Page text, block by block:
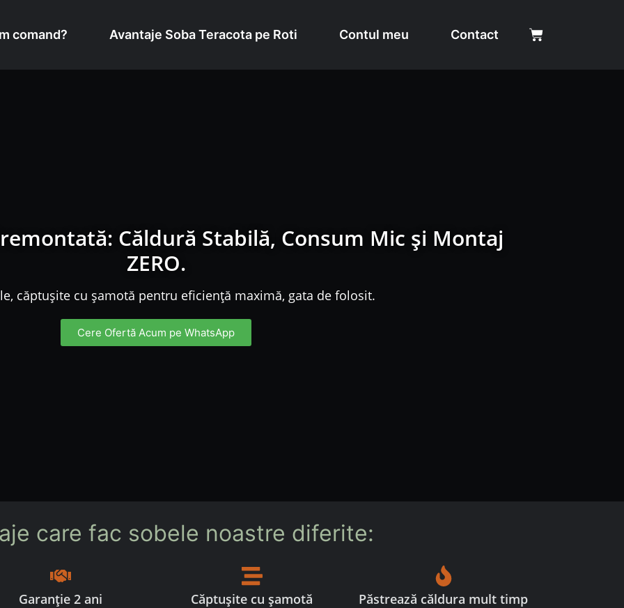
comand? Avantaje Soba Teracota pe Roti Contul meu Contact
Căldură Stabilă, Consum Mic și Montaj
ZERO.
căptușite cu șamotă pentru eficiență maximă, gata de folosit.
Cere Ofertă Acum pe WhatsApp
care fac sobele noastre diferite:
Garanție 2 ani Căptușite cu șamotă Păstrează căldura mult timp